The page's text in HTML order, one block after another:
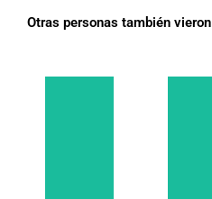
Otras personas también vieron